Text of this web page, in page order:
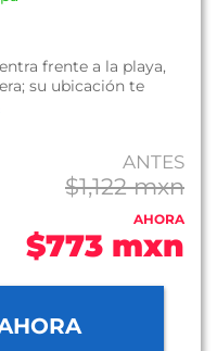
frente a la playa,
su ubicación te
ANTES
$1,122 mxn
AHORA
$773 mxn